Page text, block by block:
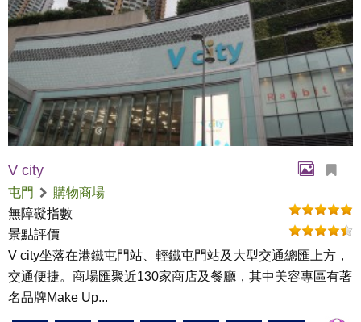
V city
屯門
購物商場
無障礙指數
景點評價
V city坐落在港鐵屯門站、輕鐵屯門站及大型交通總匯上方，
交通便捷。商場匯聚近130家商店及餐廳，其中美容專區有著
名品牌Make Up...